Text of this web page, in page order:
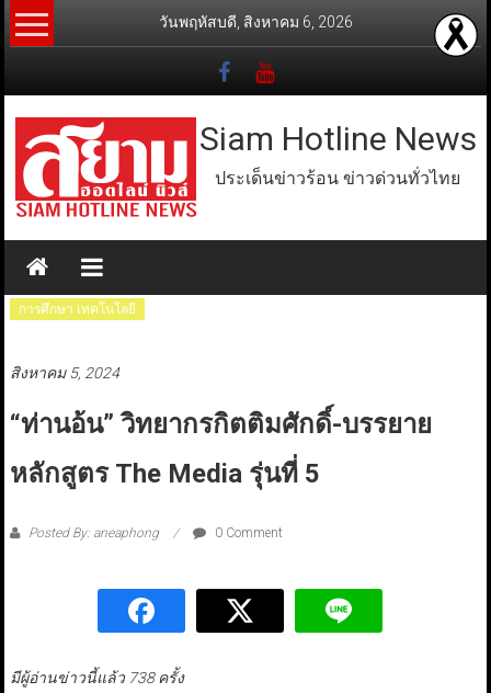
Skip
to
วันพฤหัสบดี, สิงหาคม 6, 2026
Siam Hotline News
ประเด็นข่าวร้อน ข่าวด่วนทั่วไทย
การศึกษา เทคโนโลยี
สิงหาคม 5, 2024
“ท่านอ้น” วิทยากรกิตติมศักดิ์-บรรยาย
หลักสูตร The Media รุ่นที่ 5
Posted By: aneaphong 0 Comment
มีผู้อ่านข่าวนี้แล้ว 738 ครั้ง